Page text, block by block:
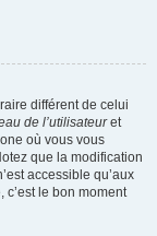
différent de celui
de l’utilisateuret
où vous vous
que la modification
accessible qu’aux
c’est le bon moment